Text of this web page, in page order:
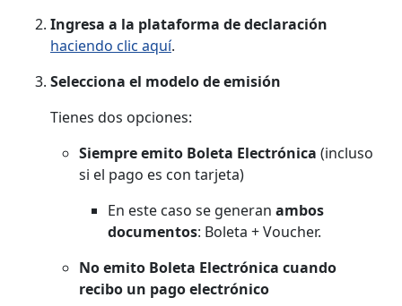
Ingresa a la plataforma de declaración
haciendo clic aquí.
Selecciona el modelo de emisión
Tienes dos opciones:
Siempre emito Boleta Electrónica (incluso
si el pago es con tarjeta)
En este caso se generan ambos
documentos: Boleta + Voucher.
No emito Boleta Electrónica cuando
recibo un pago electrónico